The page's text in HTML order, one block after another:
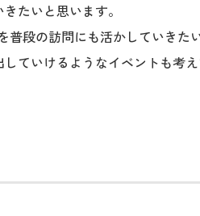
たいと思います。
段の訪問にも活かしていきた
ていけるようなイベントも考